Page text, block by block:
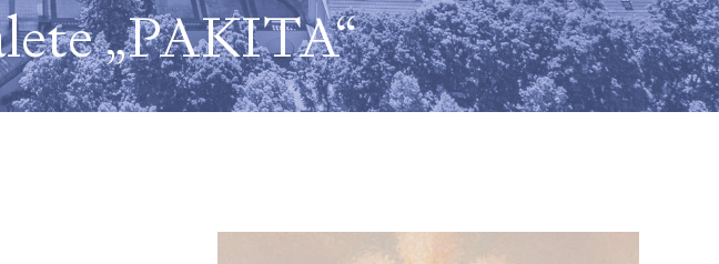
„PAKITA“